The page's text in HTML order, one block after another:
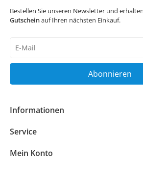
Bestellen Sie unseren Newsletter und
Gutscheinauf Ihren nächsten Einkauf.
Honig
Abonnieren
Informationen
Service
Mein Konto